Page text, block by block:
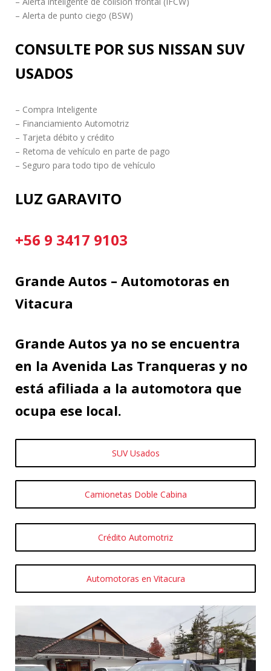
– Alerta de punto ciego (BSW)
CONSULTE POR SUS NISSAN SUV
USADOS
– Compra Inteligente
– Financiamiento Automotriz
– Tarjeta débito y crédito
– Retoma de vehículo en parte de pago
– Seguro para todo tipo de vehículo
LUZ GARAVITO
+56 9 3417 9103
Grande Autos – Automotoras en
Vitacura
Grande Autos ya no se encuentra
en la Avenida Las Tranqueras y no
está afiliada a la automotora que
ocupa ese local.
SUV Usados
Camionetas Doble Cabina
Crédito Automotriz
Automotoras en Vitacura